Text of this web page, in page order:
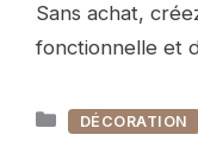
Sans achat,
fonctionnelle et
Catégories
DÉCORATION